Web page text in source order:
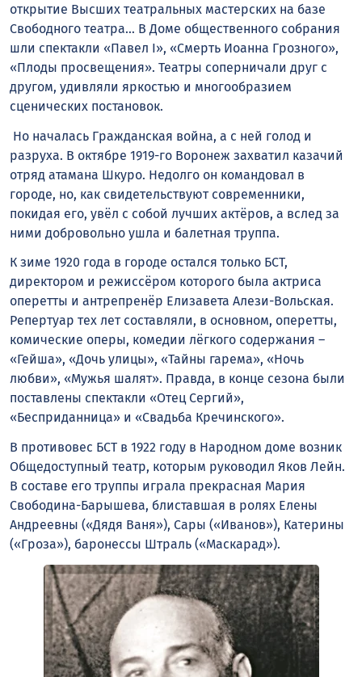
открытие Высших театральных мастерских на базе
Свободного театра… В Доме общественного собрания
шли спектакли «Павел I», «Смерть Иоанна Грозного»,
«Плоды просвещения». Театры соперничали друг с
другом, удивляли яркостью и многообразием
сценических постановок.
Но началась Гражданская война, а с ней голод и
разруха. В октябре 1919-го Воронеж захватил казачий
отряд атамана Шкуро. Недолго он командовал в
городе, но, как свидетельствуют современники,
покидая его, увёл с собой лучших актёров, а вслед за
ними добровольно ушла и балетная труппа.
К зиме 1920 года в городе остался только БСТ,
директором и режиссёром которого была актриса
оперетты и антрепренёр Елизавета Алези-Вольская.
Репертуар тех лет составляли, в основном, оперетты,
комические оперы, комедии лёгкого содержания –
«Гейша», «Дочь улицы», «Тайны гарема», «Ночь
любви», «Мужья шалят». Правда, в конце сезона были
поставлены спектакли «Отец Сергий»,
«Бесприданница» и «Свадьба Кречинского».
В противовес БСТ в 1922 году в Народном доме возник
Общедоступный театр, которым руководил Яков Лейн.
В составе его труппы играла прекрасная Мария
Свободина-Барышева, блиставшая в ролях Елены
Андреевны («Дядя Ваня»), Сары («Иванов»), Катерины
(«Гроза»), баронессы Штраль («Маскарад»).